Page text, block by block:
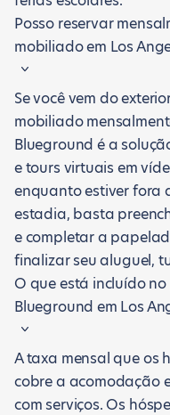
Posso reservar
mobiliado em Los
Se você vem do
mobiliado
Blueground é a
e tours virtuais em
enquanto estiver fora
estadia, basta
e completar a
finalizar seu aluguel,
O que está incluído
Blueground em Los
A taxa mensal que os
cobre a acomodação
com serviços. Os